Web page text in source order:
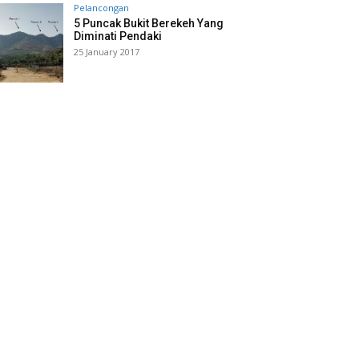
Pelancongan
5 Puncak Bukit Berekeh Yang
Diminati Pendaki
25 January 2017